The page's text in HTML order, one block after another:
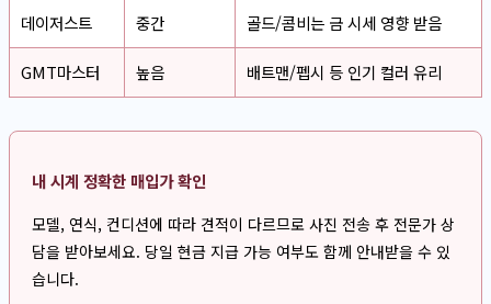
데이저스트 중간 골드/콤비는 금 시세 영향 받음
GMT마스터 높음 배트맨/펩시 등 인기 컬러 유리
내 시계 정확한 매입가 확인
모델, 연식, 컨디션에 따라 견적이 다르므로 사진 전송 후 전문가 상
담을 받아보세요. 당일 현금 지급 가능 여부도 함께 안내받을 수 있
습니다.